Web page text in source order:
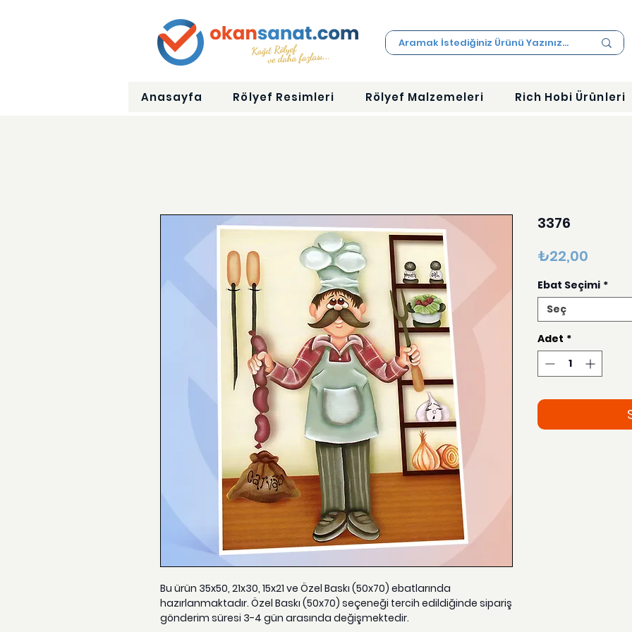
Anasayfa Rölyef Resimleri Rölyef Malzemeleri Rich Hobi Ürünleri
Bu ürün 35x50, 21x30, 15x21 ve Özel Baskı (50x70) ebatlarında
hazırlanmaktadır. Özel Baskı (50x70) seçeneği tercih edildiğinde sipariş
gönderim süresi 3-4 gün arasında değişmektedir.
3376
₺22,00
Ebat Seçimi *
Seç
Adet *